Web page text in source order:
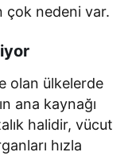
çok nedeni var.
olan ülkelerde
ana kaynağı
halidir, vücut
hızla